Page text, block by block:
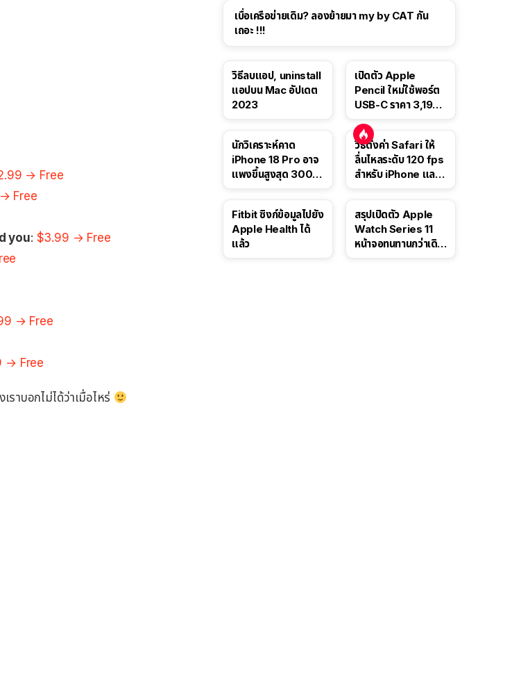
→ Free
Free
you: $3.99 → Free
→ Free
→ Free
ราบอกไม่ได้ว่าเมื่อไหร่
เบื่อเครือข่ายเดิม? ลองย้ายมา my by CAT กัน
เถอะ !!!
วิธีลบแอป, uninstall
แอปบน Mac อัปเดต
2023
เปิดตัว Apple
Pencil ใหม่ใช้พอร์ต
USB-C ราคา 3,190
นี้
นักวิเคราะห์คาด
iPhone 18 Pro อาจ
แพงขึ้นสูงสุด 300
วิธีตั้งค่า Safari ให้
ลื่นไหลระดับ 120 fps
สำหรับ iPhone และ
Fitbit ซิงก์ข้อมูลไปยัง
Apple Health ได้
แล้ว
สรุปเปิดตัว Apple
Watch Series 11
หน้าจอทนทานกว่าเดิม